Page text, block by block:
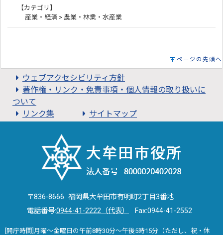
【カテゴリ】
産業・経済 > 農業・林業・水産業
ページの先頭へ
ウェブアクセシビリティ方針
著作権・リンク・免責事項・個人情報の取り扱いに
ついて
リンク集
サイトマップ
〒836-8666 福岡県大牟田市有明町2丁目3番地
電話番号:0944-41-2222（代表） Fax:0944-41-2552
[開庁時間]月曜～金曜日の午前8時30分～午後5時15分（ただし、祝・休